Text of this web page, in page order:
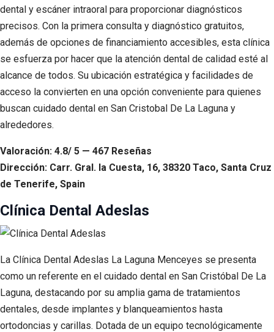
dental y escáner intraoral para proporcionar diagnósticos
precisos. Con la primera consulta y diagnóstico gratuitos,
además de opciones de financiamiento accesibles, esta clínica
se esfuerza por hacer que la atención dental de calidad esté al
alcance de todos. Su ubicación estratégica y facilidades de
acceso la convierten en una opción conveniente para quienes
buscan cuidado dental en San Cristobal De La Laguna y
alrededores.
Valoración: 4.8/ 5 — 467 Reseñas
Dirección: Carr. Gral. la Cuesta, 16, 38320 Taco, Santa Cruz
de Tenerife, Spain
Clínica Dental Adeslas
La Clínica Dental Adeslas La Laguna Menceyes se presenta
como un referente en el cuidado dental en San Cristóbal De La
Laguna, destacando por su amplia gama de tratamientos
dentales, desde implantes y blanqueamientos hasta
ortodoncias y carillas. Dotada de un equipo tecnológicamente